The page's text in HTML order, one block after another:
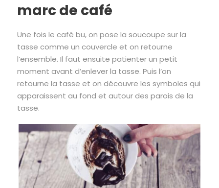
marc de café
Une fois le café bu, on pose la soucoupe sur la
tasse comme un couvercle et on retourne
l’ensemble. Il faut ensuite patienter un petit
moment avant d’enlever la tasse. Puis l’on
retourne la tasse et on découvre les symboles qui
apparaissent au fond et autour des parois de la
tasse.